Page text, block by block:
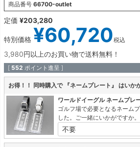
商品番号 66700-outlet
定価 ¥203,280
特別価格 ¥60,720税込
3,980円以上のお買い物で送料無料！
[ 552 ポイント進呈 ]
お得！！ 同時購入で 『ネームプレート』 はいか
ワールドイーグル ネームプレ
ゴルフ場で必要となるネーム
した。ご一緒にいかがですか。